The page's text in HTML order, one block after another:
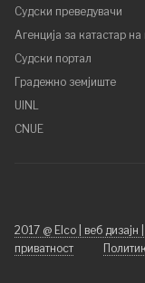
Судски преведувачи
Агенција за катастар
Судски портал
Градежно земјиште
UINL
CNUE
2017 @ Elco | веб дизајн
приватност